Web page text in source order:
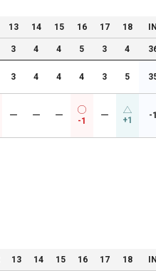
13 14 15 16 17 18
3 4 4 5 3 4
3 4 4 4 3 5
ー ー ー
-1
ー +1 -
13 14 15 16 17 18